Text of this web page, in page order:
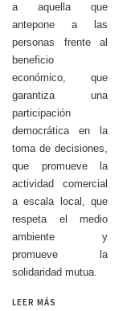
a aquella que
antepone a las
personas frente al
beneficio
económico, que
garantiza una
participación
democrática en la
toma de decisiones,
que promueve la
actividad comercial
a escala local, que
respeta el medio
ambiente y
promueve la
solidaridad mutua.
LEER MÁS